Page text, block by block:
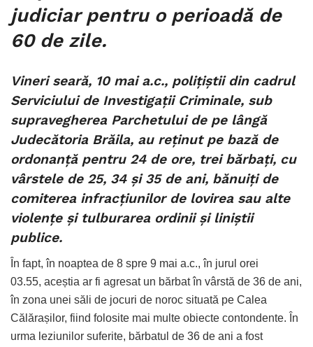
judiciar pentru o perioadă de
60 de zile.
Vineri seară, 10 mai a.c., polițiștii din cadrul
Serviciului de Investigații Criminale, sub
supravegherea Parchetului de pe lângă
Judecătoria Brăila, au reținut pe bază de
ordonanță pentru 24 de ore, trei bărbați, cu
vârstele de 25, 34 și 35 de ani, bănuiți de
comiterea infracțiunilor de lovirea sau alte
violențe și tulburarea ordinii și liniștii
publice.
În fapt, în noaptea de 8 spre 9 mai a.c., în jurul orei
03.55, aceștia ar fi agresat un bărbat în vârstă de 36 de ani,
în zona unei săli de jocuri de noroc situată pe Calea
Călărașilor, fiind folosite mai multe obiecte contondente. În
urma leziunilor suferite, bărbatul de 36 de ani a fost